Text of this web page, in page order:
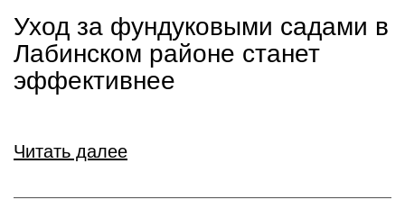
Уход за фундуковыми садами в
Лабинском районе станет
эффективнее
Читать далее